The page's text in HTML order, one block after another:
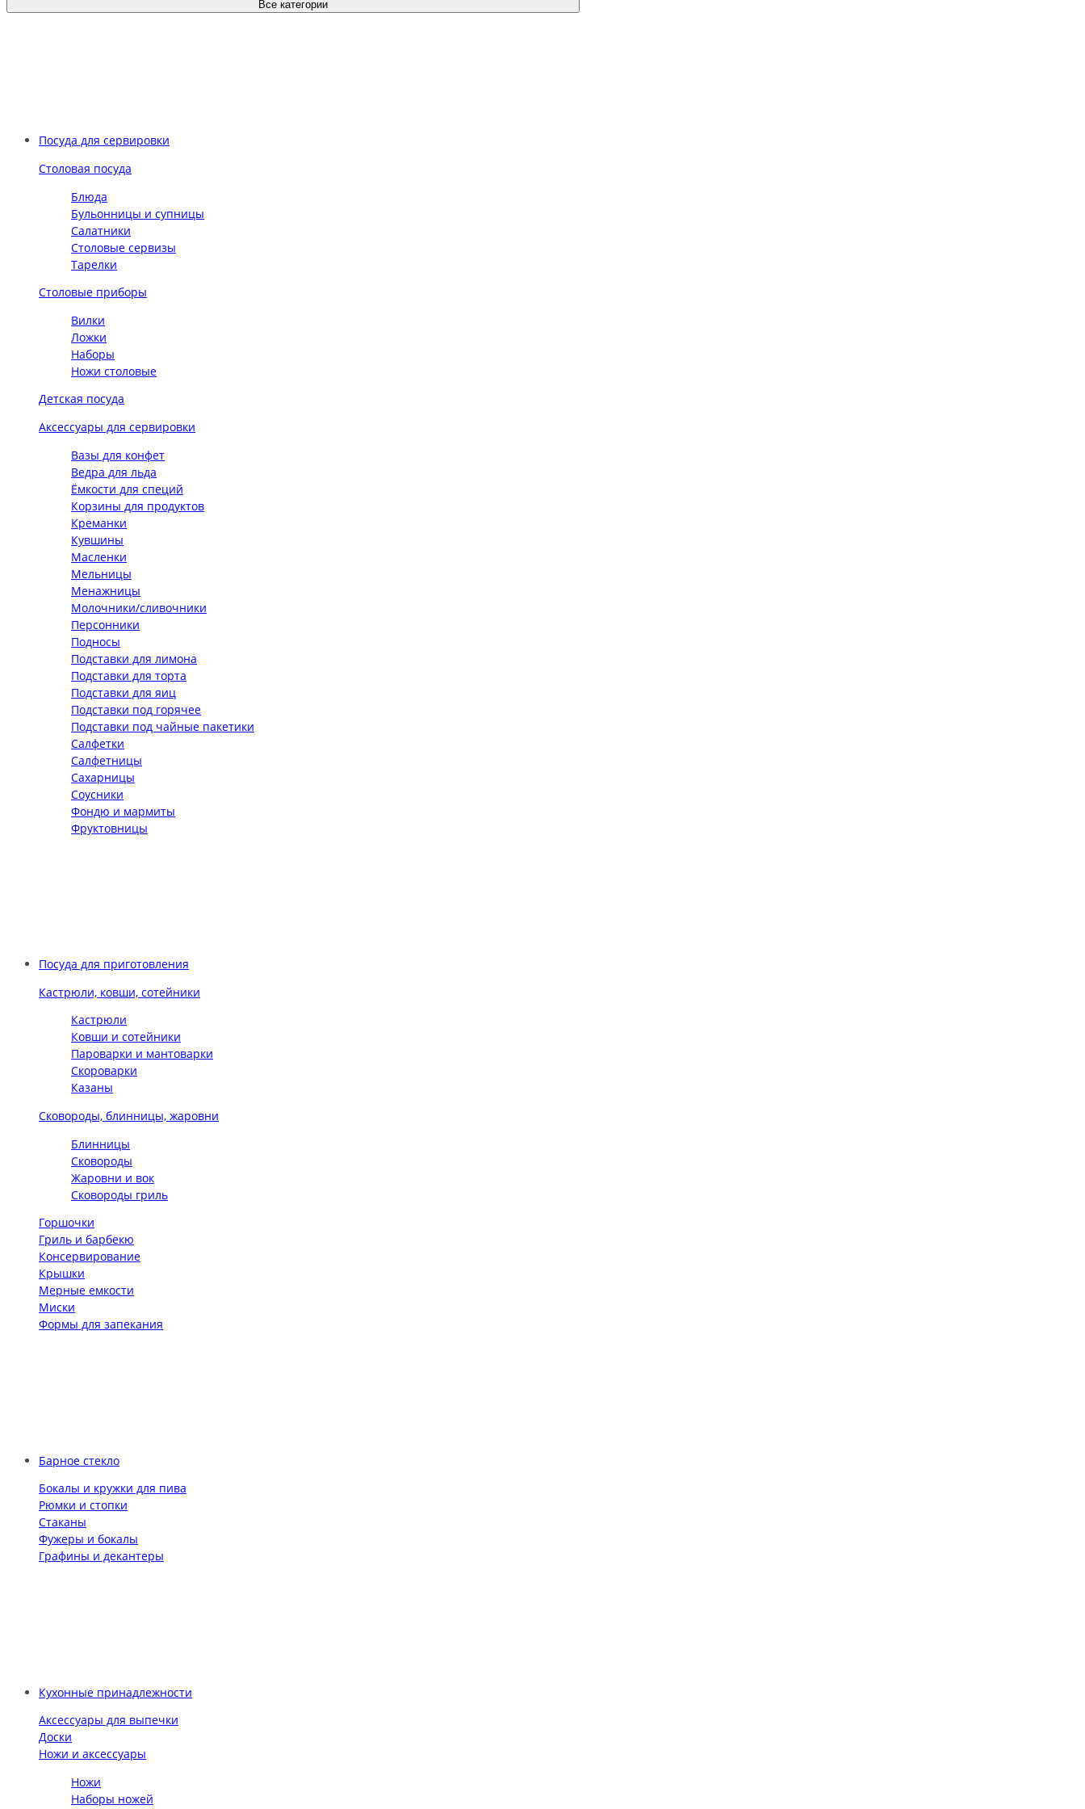
Все категории
Посуда для сервировки
Столовая посуда
Блюда
Бульонницы и супницы
Салатники
Столовые сервизы
Тарелки
Столовые приборы
Вилки
Ложки
Наборы
Ножи столовые
Детская посуда
Аксессуары для сервировки
Вазы для конфет
Ведра для льда
Ёмкости для специй
Корзины для продуктов
Креманки
Кувшины
Масленки
Мельницы
Менажницы
Молочники/сливочники
Персонники
Подносы
Подставки для лимона
Подставки для торта
Подставки для яиц
Подставки под горячее
Подставки под чайные пакетики
Салфетки
Салфетницы
Сахарницы
Соусники
Фондю и мармиты
Фруктовницы
Посуда для приготовления
Кастрюли, ковши, сотейники
Кастрюли
Ковши и сотейники
Пароварки и мантоварки
Скороварки
Казаны
Сковороды, блинницы, жаровни
Блинницы
Сковороды
Жаровни и вок
Сковороды гриль
Горшочки
Гриль и барбекю
Консервирование
Крышки
Мерные емкости
Миски
Формы для запекания
Барное стекло
Бокалы и кружки для пива
Рюмки и стопки
Стаканы
Фужеры и бокалы
Графины и декантеры
Кухонные принадлежности
Аксессуары для выпечки
Доски
Ножи и аксессуары
Ножи
Наборы ножей